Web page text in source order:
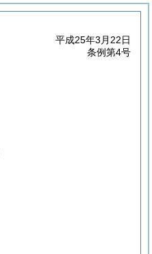
平成25年3月22日
条例第4号